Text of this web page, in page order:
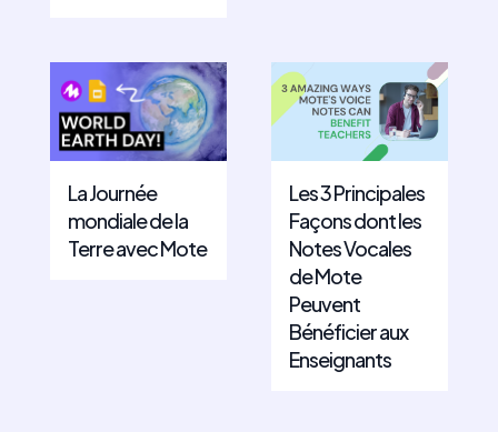
La Journée
mondiale de la
Terre avec Mote
Les 3 Principales
Façons dont les
Notes Vocales
de Mote
Peuvent
Bénéficier aux
Enseignants